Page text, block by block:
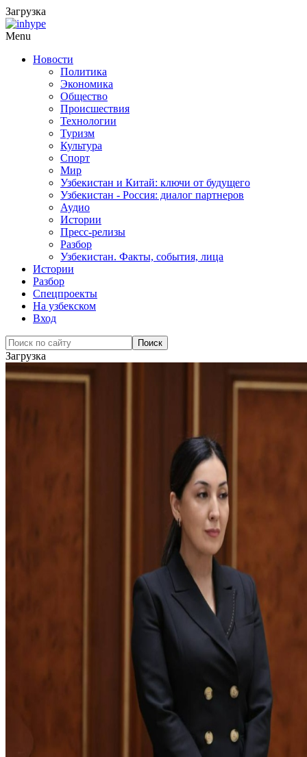
Загрузка
Menu
Новости
Политика
Экономика
Общество
Происшествия
Технологии
Туризм
Культура
Спорт
Мир
Узбекистан и Китай: ключи от будущего
Узбекистан - Россия: диалог партнеров
Аудио
Истории
Пресс-релизы
Разбор
Узбекистан. Факты, события, лица
Истории
Разбор
Спецпроекты
На узбекском
Вход
Загрузка